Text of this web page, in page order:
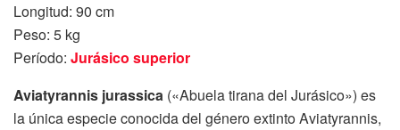
Longitud: 90 cm
Peso: 5 kg
Período: Jurásico superior
Aviatyrannis jurassica («Abuela tirana del Jurásico») es
la única especie conocida del género extinto Aviatyrannis,